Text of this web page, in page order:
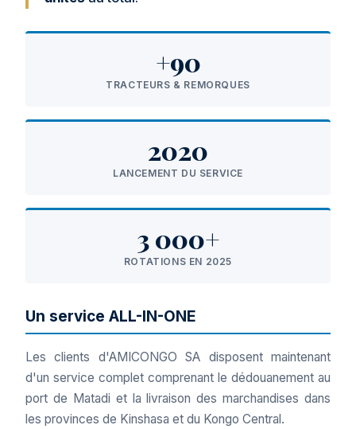
+90
TRACTEURS & REMORQUES
2020
LANCEMENT DU SERVICE
3 000+
ROTATIONS EN 2025
Un service ALL-IN-ONE
Les clients d'AMICONGO SA disposent maintenant
d'un service complet comprenant le dédouanement au
port de Matadi et la livraison des marchandises dans
les provinces de Kinshasa et du Kongo Central.